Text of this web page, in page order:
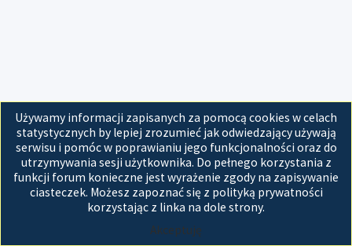
Używamy informacji zapisanych za pomocą cookies w celach
statystycznych by lepiej zrozumieć jak odwiedzający używają
serwisu i pomóc w poprawianiu jego funkcjonalności oraz do
utrzymywania sesji użytkownika. Do pełnego korzystania z
funkcji forum konieczne jest wyrażenie zgody na zapisywanie
ciasteczek. Możesz zapoznać się z polityką prywatności
korzystając z linka na dole strony.
Akceptuję